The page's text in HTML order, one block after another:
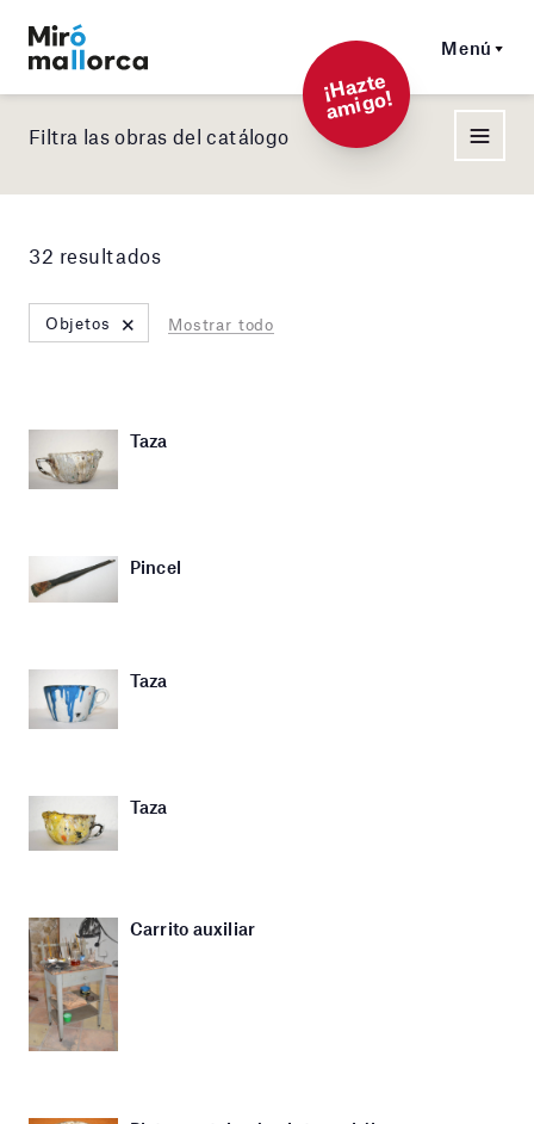
Menú
¡
Hazt
e
a
mi
g
o!
Filtra las obras del catálogo
32 resultados
Objetos × Mostrar todo
Taza
Pincel
Taza
Taza
Carrito auxiliar